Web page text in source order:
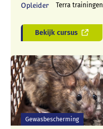
Opleider
Terra trainingen
Bekijk cursus
Gewasbescherming